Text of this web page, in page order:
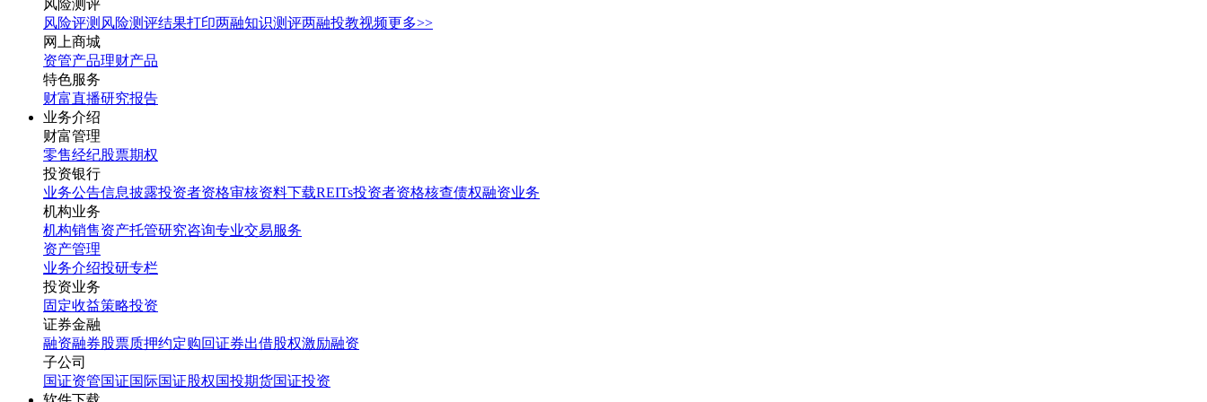
风险测评
风险评测 风险测评结果打印两融知识测评两融投教视频更多>>
网上商城
资管产品理财产品
特色服务
财富直播研究报告
业务介绍
财富管理
零售经纪股票期权
投资银行
业务公告信息披露投资者资格审核资料下载REITs投资者资格核查债权融资业务
机构业务
机构销售资产托管研究咨询专业交易服务
资产管理
业务介绍投研专栏
投资业务
固定收益策略投资
证券金融
融资融券股票质押约定购回证券出借股权激励融资
子公司
国证资管国证国际国证股权国投期货国证投资